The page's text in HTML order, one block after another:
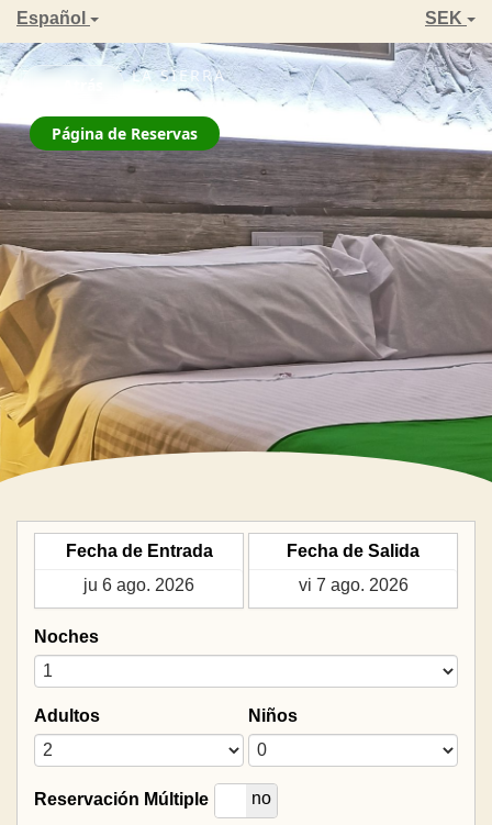
Español SEK
ZAHARA DE LA SIERRA
La Jarana
Página de Reservas
Fecha de Entrada Fecha de Salida
Noches
Adultos Niños
Reservación Múltiple
si no